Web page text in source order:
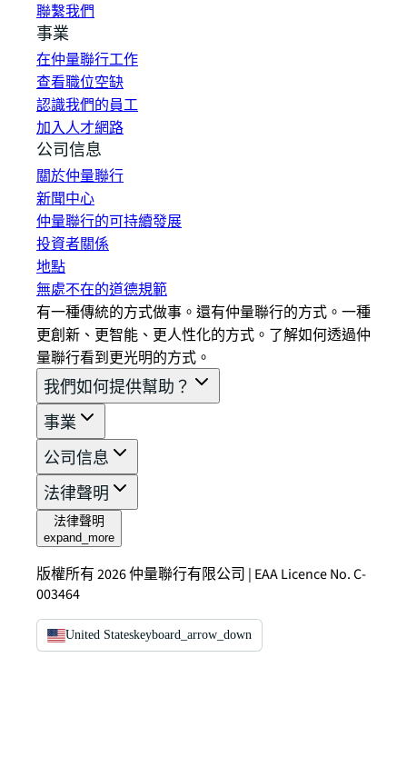
聯繫我們
事業
在仲量聯行工作
查看職位空缺
認識我們的員工
加入人才網路
公司信息
關於仲量聯行
新聞中心
仲量聯行的可持續發展
投資者關係
地點
無處不在的道德規範
有一種傳統的方式做事。還有仲量聯行的方式。一種
更創新、更智能、更人性化的方式。了解如何透過仲
量聯行看到更光明的方式。
我們如何提供幫助？
事業
公司信息
法律聲明
法律聲明
expand_more
版權所有 2026 仲量聯行有限公司 | EAA Licence No. C-
003464
United Stateskeyboard_arrow_down